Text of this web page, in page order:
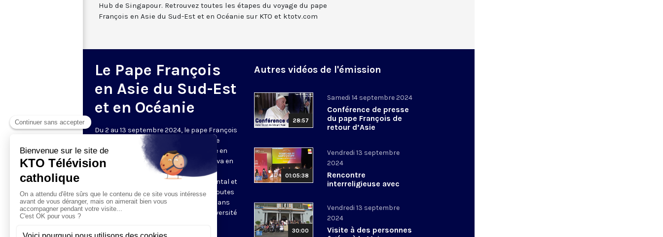
Hub de Singapour. Retrouvez toutes les étapes du voyage du pape
François en Asie du Sud-Est et en Océanie sur KTO et ktotv.com
Le Pape François
en Asie du Sud-Est
et en Océanie
Du 2 au 13 septembre 2024, le pape François
effectue son plus long voyage depuis le
début de son pontificat pour se rendre en
Asie du Sud-Est et en Océanie. Le Pape va en
effet visiter quatre pays : Indonésie,
Papouasie-Nouvelle-Guinée, Timor oriental et
Singapour. KTO retransmet en direct toutes
les étapes de ce voyage exceptionnel dans
une région marquée par une grande diversité
Autres vidéos de l'émission
28:57
Samedi 14 septembre 2024
Conférence de presse
du pape François de
retour d’Asie
01:05:38
Vendredi 13 septembre
2024
Rencontre
interreligieuse avec
Singapour
30:00
Vendredi 13 septembre
2024
Visite à des personnes